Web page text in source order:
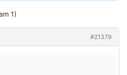
1)
#21379